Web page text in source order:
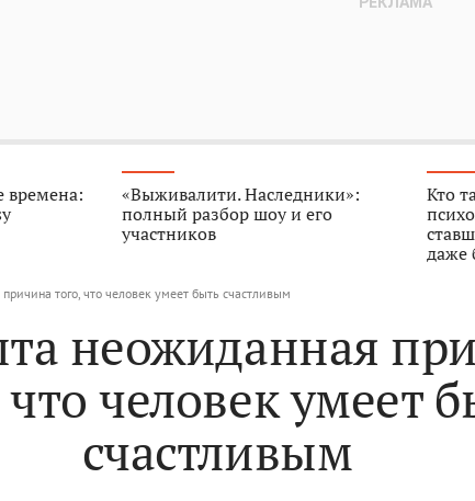
времена:
«Выживалити. Наследники»:
полный разбор шоу и его
участников
Кто
даже
того, что человек умеет быть счастливым
неожиданная
что человек умеет
счастливым